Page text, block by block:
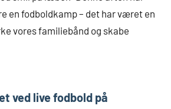
en fodboldkamp – det har været en
vores familiebånd og skabe
ved live fodbold på